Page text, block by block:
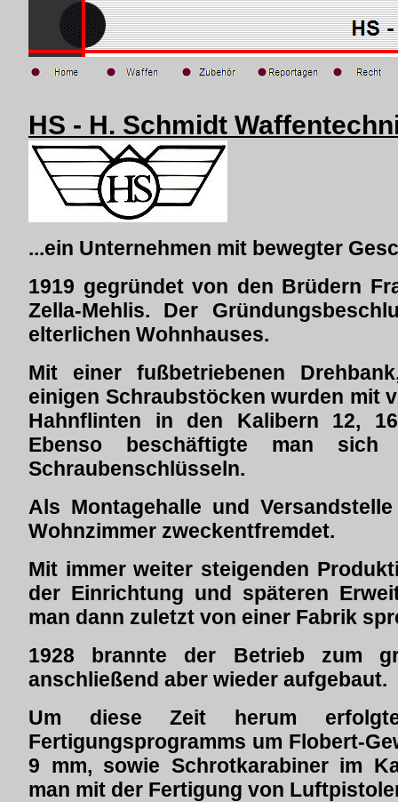
HS - H. Schmidt
...ein Unternehmen mit bewegter
1919 gegründet von den Brüdern
Zella-Mehlis. Der
elterlichen Wohnhauses.
Mit einer fußbetriebenen
einigen Schraubstöcken wurden mit
Hahnflinten in den Kalibern 12,
Ebenso beschäftigte man
Schraubenschlüsseln.
Als Montagehalle und
Wohnzimmer zweckentfremdet.
Mit immer weiter steigenden
der Einrichtung und späteren
man dann zuletzt von einer Fabrik
1928 brannte der Betrieb zum
anschließend aber wieder aufgebaut.
Um diese Zeit herum
Fertigungsprogramms um Flobert-
9 mm, sowie Schrotkarabiner im
man mit der Fertigung von